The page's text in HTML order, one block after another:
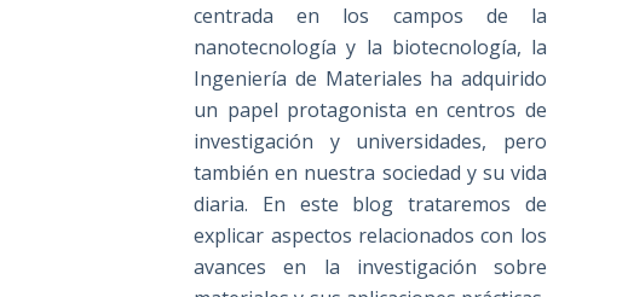
centrada en los campos de la
nanotecnología y la biotecnología, la
Ingeniería de Materiales ha adquirido
un papel protagonista en centros de
investigación y universidades, pero
también en nuestra sociedad y su vida
diaria. En este blog trataremos de
explicar aspectos relacionados con los
avances en la investigación sobre